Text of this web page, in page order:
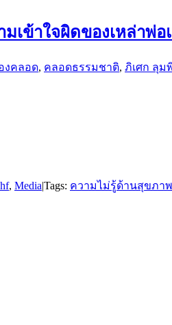
เข้าใจผิดของเหล่า
งคลอด, คลอดธรรมชาติ, ภิเศก ลุม
, Media|Tags: ความไม่รู้ด้านสุขภาพ